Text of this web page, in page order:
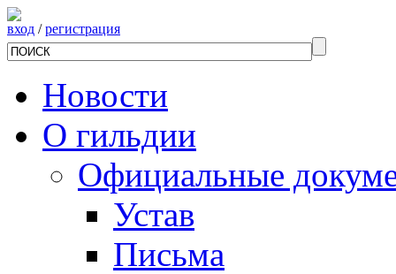
вход /регистрация
Новости
О гильдии
Официальные
Устав
Письма